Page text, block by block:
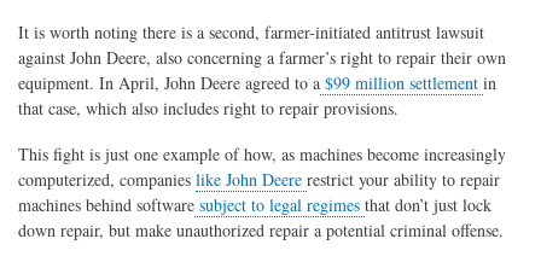
It is worth noting there is a second, farmer-initiated antitrust lawsuit
against John Deere, also concerning a farmer’s right to repair their own
equipment. In April, John Deere agreed to a $99 million settlement in
that case, which also includes right to repair provisions.
This fight is just one example of how, as machines become increasingly
computerized, companies like John Deere restrict your ability to repair
machines behind software subject to legal regimes that don’t just lock
down repair, but make unauthorized repair a potential criminal offense.